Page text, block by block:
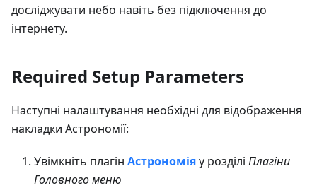
досліджувати небо навіть без підключення до
інтернету.
Required Setup Parameters
Наступні налаштування необхідні для відображення
накладки Астрономії:
Увімкніть плагін Астрономіяу розділі Плагіни
Головного меню